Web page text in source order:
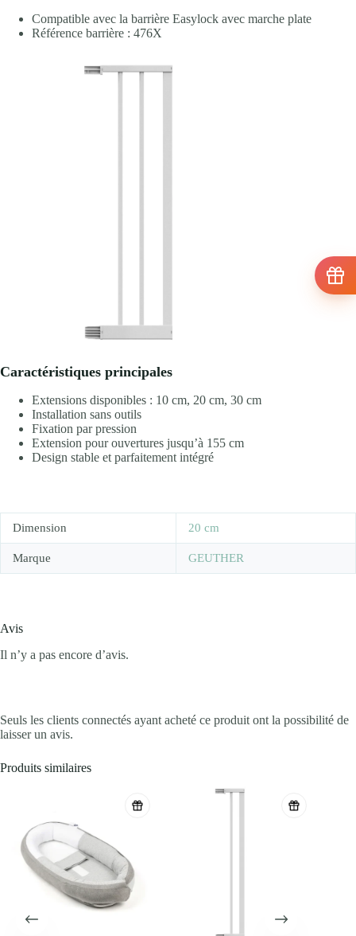
Compatible avec la barrière Easylock avec marche plate
Référence barrière : 476X
Caractéristiques principales
Extensions disponibles : 10 cm, 20 cm, 30 cm
Installation sans outils
Fixation par pression
Extension pour ouvertures jusqu’à 155 cm
Design stable et parfaitement intégré
Dimension 20 cm
Marque GEUTHER
Avis
Il n’y a pas encore d’avis.
Seuls les clients connectés ayant acheté ce produit ont la possibilité de
laisser un avis.
Produits similaires